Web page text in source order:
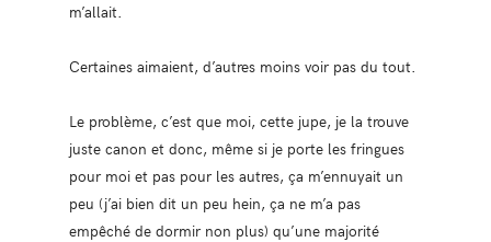
m’allait.
Certaines aimaient, d’autres moins voir pas du tout.
Le problème, c’est que moi, cette jupe, je la trouve
juste canon et donc, même si je porte les fringues
pour moi et pas pour les autres, ça m’ennuyait un
peu (j’ai bien dit un peu hein, ça ne m’a pas
empêché de dormir non plus) qu’une majorité